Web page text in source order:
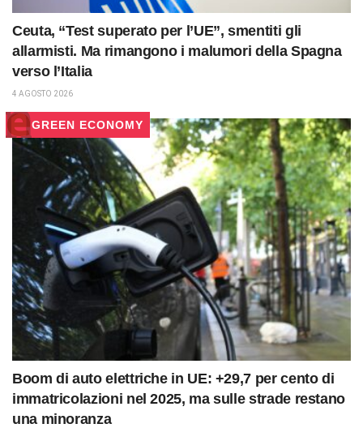
Ceuta, “Test superato per l’UE”, smentiti gli
allarmisti. Ma rimangono i malumori della Spagna
verso l’Italia
4 AGOSTO 2026
GREEN ECONOMY
Boom di auto elettriche in UE: +29,7 per cento di
immatricolazioni nel 2025, ma sulle strade restano
una minoranza